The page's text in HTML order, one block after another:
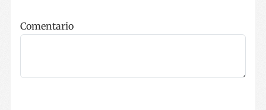
Comentario
web no se puede utilizar correctamente sin las